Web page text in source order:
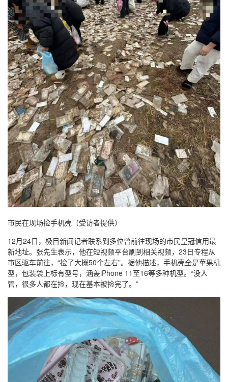
市民在现场捡手机壳（受访者提供）
12月24日，极目新闻记者联系到多位曾前往现场的市民皇冠信用最
新地址。张先生表示，他在短视频平台刷到相关视频，23日专程从
市区驱车前往，“捡了大概50个左右”。据他描述，手机壳全是苹果机
型，包装袋上标有型号，涵盖iPhone 11至16等多种机型。“没人
管，很多人都在捡，现在基本被捡完了。”